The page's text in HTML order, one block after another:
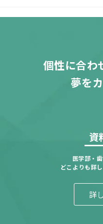
個性に合わ
夢を
資
医学部・
どこよりも詳
詳